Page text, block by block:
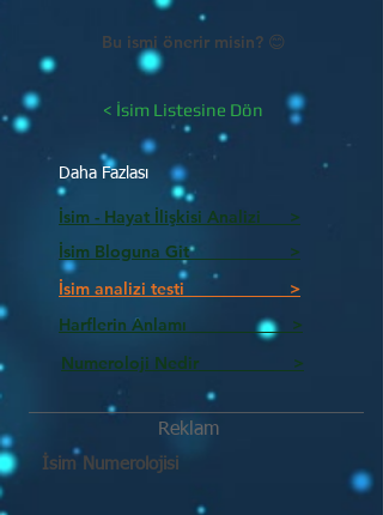
Bu ismi önerir misin? 😊
< İsim Listesine Dön
Daha Fazlası
İsim - Hayat İlişkisi Analizi >
İsim Bloguna Git >
İsim analizi testi >
Harflerin Anlamı >
Numeroloji Nedir_________ >
Reklam
İsim Numerolojisi